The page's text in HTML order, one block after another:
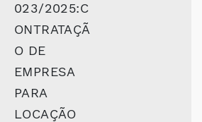
023/2025:C
ONTRATAÇÃ
O DE
EMPRESA
PARA
LOCAÇÃO